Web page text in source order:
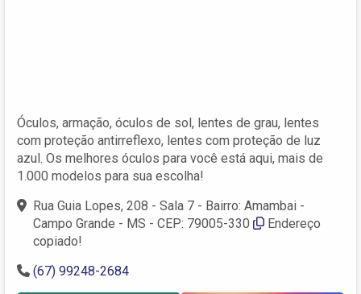
Óculos, armação, óculos de sol, lentes de grau, lentes
com proteção antirreflexo, lentes com proteção de luz
azul. Os melhores óculos para você está aqui, mais de
1.000 modelos para sua escolha!
Rua Guia Lopes, 208 - Sala 7 - Bairro: Amambai -
Campo Grande - MS - CEP: 79005-330
Endereço
copiado!
(67) 99248-2684